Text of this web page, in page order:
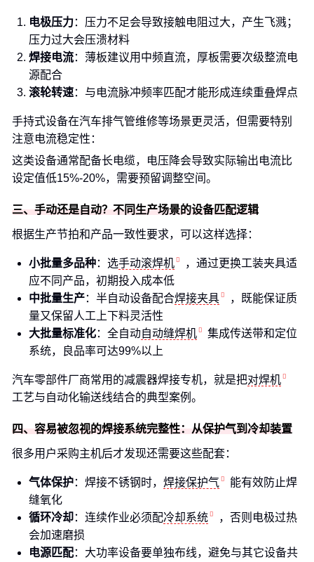
电极压力：压力不足会导致接触电阻过大，产生飞溅；
压力过大会压溃材料
焊接电流：薄板建议用中频直流，厚板需要次级整流电
源配合
滚轮转速：与电流脉冲频率匹配才能形成连续重叠焊点
手持式设备在汽车排气管维修等场景更灵活，但需要特别
注意电流稳定性：
这类设备通常配备长电缆，电压降会导致实际输出电流比
设定值低15%-20%，需要预留调整空间。
三、手动还是自动？不同生产场景的设备匹配逻辑
根据生产节拍和产品一致性要求，可以这样选择：
小批量多品种：选手动滚焊机
，通过更换工装夹具适
应不同产品，初期投入成本低
中批量生产：半自动设备配合焊接夹具
，既能保证质
量又保留人工上下料灵活性
大批量标准化：全自动自动缝焊机
集成传送带和定位
系统，良品率可达99%以上
汽车零部件厂商常用的减震器焊接专机，就是把对焊机
工艺与自动化输送线结合的典型案例。
四、容易被忽视的焊接系统完整性：从保护气到冷却装置
很多用户采购主机后才发现还需要这些配套：
气体保护：焊接不锈钢时， 焊接保护气
能有效防止焊
缝氧化
循环冷却：连续作业必须配冷却系统
，否则电极过热
会加速磨损
电源匹配：大功率设备要单独布线，避免与其它设备共